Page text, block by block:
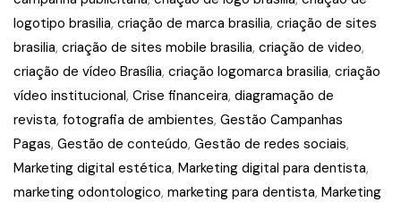
logotipo brasilia, criação de marca brasilia, criação de sites
brasilia, criação de sites mobile brasilia, criação de video,
criação de vídeo Brasília, criação logomarca brasilia, criação
vídeo institucional, Crise financeira, diagramação de
revista, fotografia de ambientes, Gestão Campanhas
Pagas, Gestão de conteúdo, Gestão de redes sociais,
Marketing digital estética, Marketing digital para dentista,
marketing odontologico, marketing para dentista, Marketing